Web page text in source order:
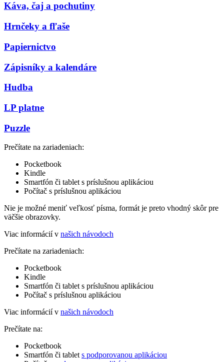
Káva, čaj a pochutiny
Hrnčeky a fľaše
Papiernictvo
Zápisníky a kalendáre
Hudba
LP platne
Puzzle
Prečítate na zariadeniach:
Pocketbook
Kindle
Smartfón či tablet s príslušnou aplikáciou
Počítač s príslušnou aplikáciou
Nie je možné meniť veľkosť písma, formát je preto vhodný skôr pre
väčšie obrazovky.
Viac informácií v našich návodoch
Prečítate na zariadeniach:
Pocketbook
Kindle
Smartfón či tablet s príslušnou aplikáciou
Počítač s príslušnou aplikáciou
Viac informácií v našich návodoch
Prečítate na:
Pocketbook
Smartfón či tablet s podporovanou aplikáciou